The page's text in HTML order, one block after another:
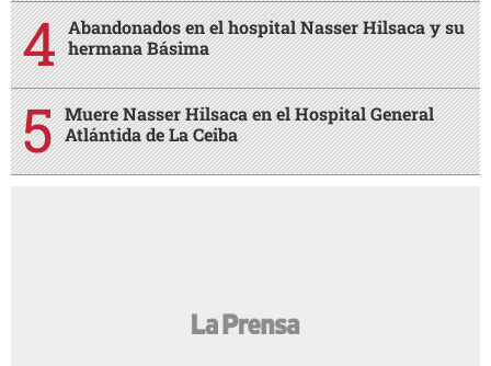
Abandonados en el hospital Nasser Hilsaca y su
hermana Básima
Muere Nasser Hilsaca en el Hospital General
Atlántida de La Ceiba